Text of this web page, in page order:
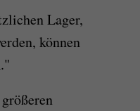
Lager,
können
."